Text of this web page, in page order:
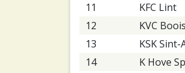
11
KFC Lint
12
KVC
13
KSK Sint-
14
K Hove